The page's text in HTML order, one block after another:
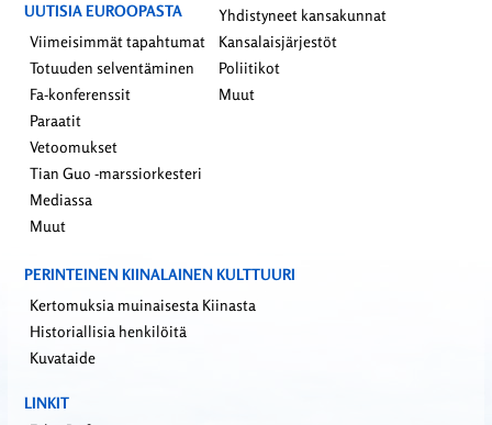
UUTISIA EUROOPASTA
Viimeisimmät tapahtumat
Totuuden selventäminen
Fa-konferenssit
Paraatit
Vetoomukset
Tian Guo -marssiorkesteri
Mediassa
Muut
Yhdistyneet kansakunnat
Kansalaisjärjestöt
Poliitikot
Muut
PERINTEINEN KIINALAINEN KULTTUURI
Kertomuksia muinaisesta Kiinasta
Historiallisia henkilöitä
Kuvataide
LINKIT